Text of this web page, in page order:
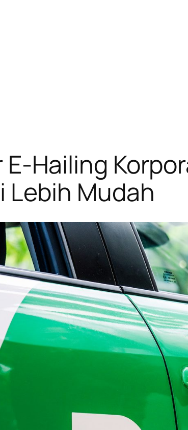
E-Hailing
Lebih Mudah